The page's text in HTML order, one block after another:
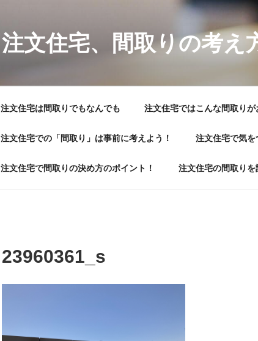
注文住宅、間取りの考え
注文住宅は間取りでもなんでも 注文住宅ではこんな間取りが
注文住宅での「間取り」は事前に考えよう！ 注文住宅で気
注文住宅で間取りの決め方のポイント！ 注文住宅の間取り
23960361_s